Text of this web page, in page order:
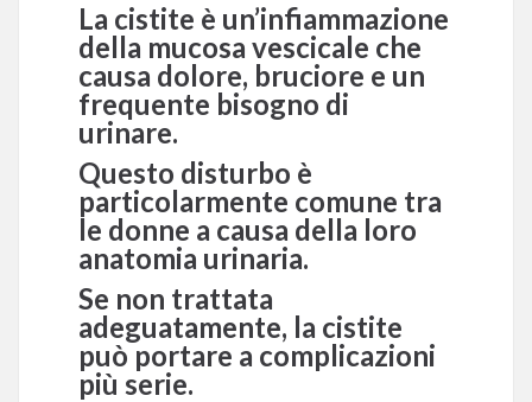
La cistite è un’infiammazione
della mucosa vescicale che
causa dolore, bruciore e un
frequente bisogno di
urinare.
Questo disturbo è
particolarmente comune tra
le donne a causa della loro
anatomia urinaria.
Se non trattata
adeguatamente, la cistite
può portare a complicazioni
più serie.